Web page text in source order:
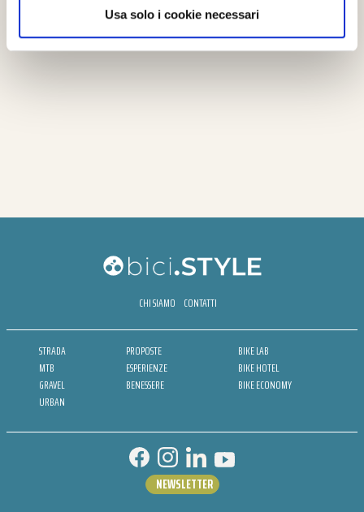
Usa solo i cookie necessari
CHI SIAMO CONTATTI
STRADA
MTB
GRAVEL
URBAN
PROPOSTE
ESPERIENZE
BENESSERE
BIKE LAB
BIKE HOTEL
BIKE ECONOMY
NEWSLETTER